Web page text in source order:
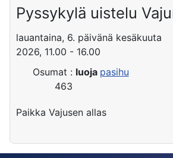
Pyssykylä uistelu
lauantaina, 6. päivänä kesäkuuta
2026, 11.00 - 16.00
Osumat :
463
luoja pasihu
Paikka Vajusen allas